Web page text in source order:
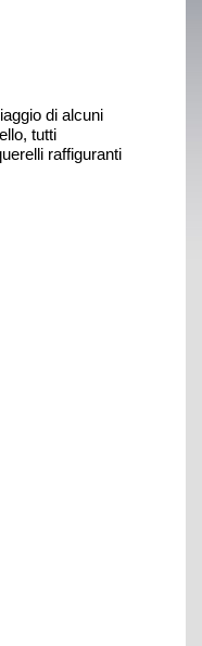
di alcuni
tutti
raffiguranti